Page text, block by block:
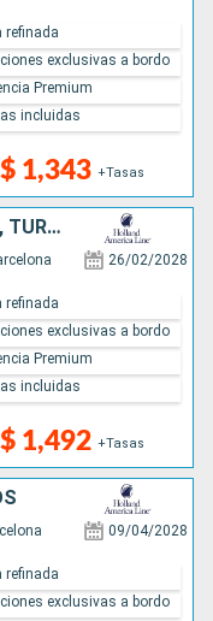
1,343 +Tasas
refinada
exclusivas a bordo
Premium
incluidas
ESPAÑA, TÚNEZ, MALTA, GRECIA, TURQUÍA
26/02/2028
1,492 +Tasas
refinada
exclusivas a bordo
Premium
incluidas
09/04/2028
refinada
exclusivas a bordo